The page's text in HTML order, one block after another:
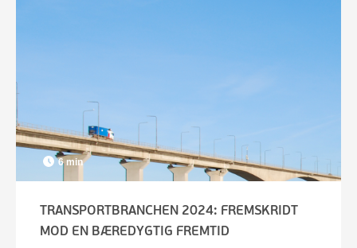
6 min
TRANSPORTBRANCHEN 2024: FREMSKRIDT
MOD EN BÆREDYGTIG FREMTID